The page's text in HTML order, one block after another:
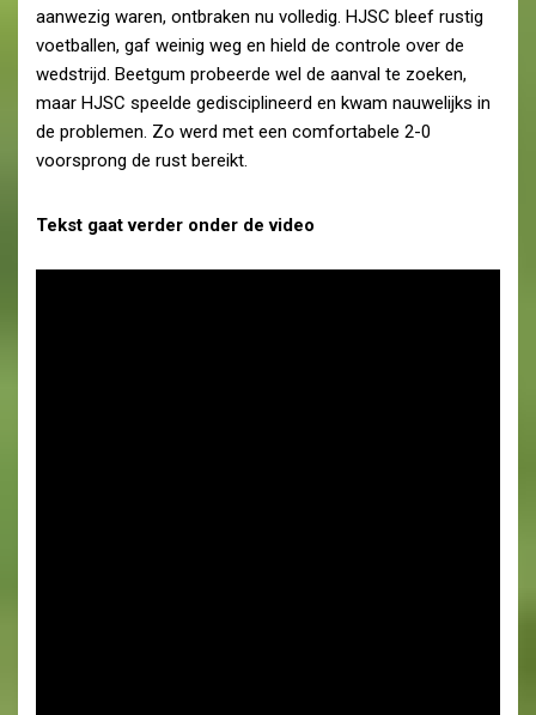
aanwezig waren, ontbraken nu volledig. HJSC bleef rustig
voetballen, gaf weinig weg en hield de controle over de
wedstrijd. Beetgum probeerde wel de aanval te zoeken,
maar HJSC speelde gedisciplineerd en kwam nauwelijks in
de problemen. Zo werd met een comfortabele 2-0
voorsprong de rust bereikt.
Tekst gaat verder onder de video